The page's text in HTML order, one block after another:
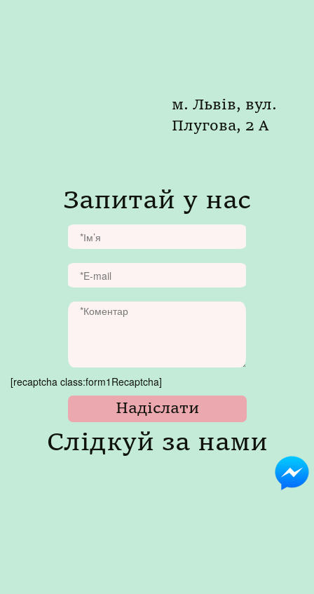
м. Львів, вул.
Плугова, 2 А
Запитай у нас
[recaptcha class:form1Recaptcha]
Слідкуй за нами